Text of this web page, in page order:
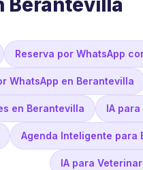
Berantevilla
Reserva por WhatsApp
WhatsApp en Berantevilla
en Berantevilla IA
Agenda Inteligente para
IA para